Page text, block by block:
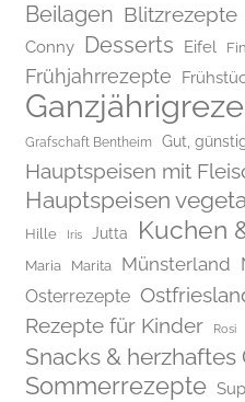
Beilagen Blitzrezepte
Conny Desserts Eifel
Frühjahrrezepte
Grafschaft Bentheim
Gut,
Hauptspeisen mit
Hauptspeisen
Hille Iris Jutta Kuchen
Maria Marita Münsterland
Osterrezepte
Rezepte für Kinder Rosi
Snacks & herzhaftes
Sommerrezepte